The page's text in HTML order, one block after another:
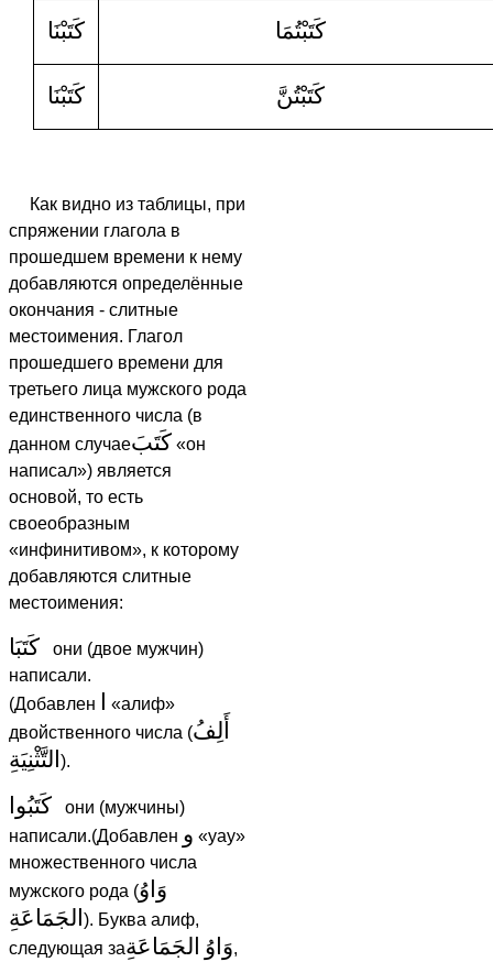
كَتَبْنَا كَتَبْتُمَا
كَتَبْنَا كَتَبْتُنَّ
Как видно из таблицы, при
спряжении глагола в
прошедшем времени к нему
добавляются определённые
окончания - слитные
местоимения. Глагол
прошедшего времени для
третьего лица мужского рода
единственного числа (в
данном случаеكَتَبَ «он
написал») является
основой, то есть
своеобразным
«инфинитивом», к которому
добавляются слитные
местоимения:
كَتَبَا они (двое мужчин)
написали.
(Добавлен
«алиф»
двойственного числа (أَلِفُ
التَّثْنِيَةِ ).
كَتَبُوا они (мужчины)
написали.(Добавлен و «уау»
множественного числа
мужского рода (وَاوُ
الجَمَاعَةِ ). Буква алиф,
следующая заالجَمَاعَةِ وَاوُ,